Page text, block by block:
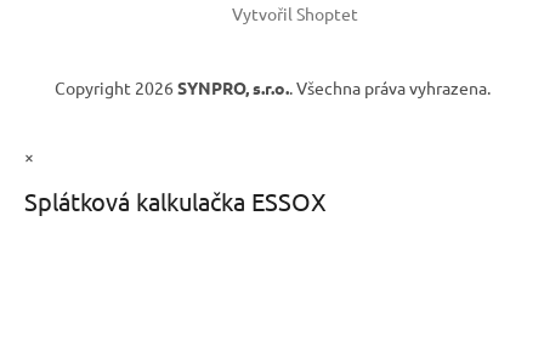
Vytvořil Shoptet
Copyright 2026 SYNPRO, s.r.o.. Všechna práva vyhrazena.
×
Splátková kalkulačka ESSOX